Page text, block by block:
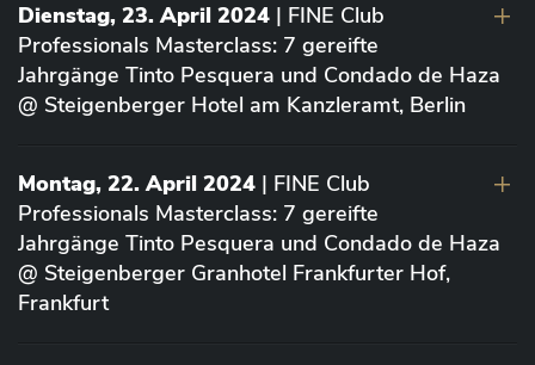
Dienstag, 23. April 2024 | FINE Club
Professionals Masterclass: 7 gereifte
Jahrgänge Tinto Pesquera und Condado de Haza
@ Steigenberger Hotel am Kanzleramt, Berlin
Montag, 22. April 2024 | FINE Club
Professionals Masterclass: 7 gereifte
Jahrgänge Tinto Pesquera und Condado de Haza
@ Steigenberger Granhotel Frankfurter Hof,
Frankfurt